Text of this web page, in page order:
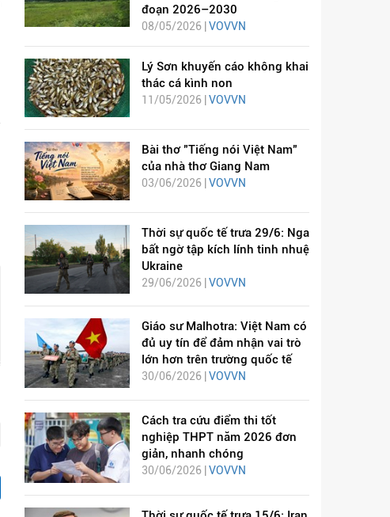
đoạn 2026–2030
08/05/2026 | VOVVN
Lý Sơn khuyến cáo không khai
thác cá kình non
11/05/2026 | VOVVN
Bài thơ "Tiếng nói Việt Nam"
của nhà thơ Giang Nam
03/06/2026 | VOVVN
Thời sự quốc tế trưa 29/6: Nga
bất ngờ tập kích lính tinh nhuệ
Ukraine
29/06/2026 | VOVVN
Giáo sư Malhotra: Việt Nam có
đủ uy tín để đảm nhận vai trò
lớn hơn trên trường quốc tế
30/06/2026 | VOVVN
Cách tra cứu điểm thi tốt
nghiệp THPT năm 2026 đơn
giản, nhanh chóng
30/06/2026 | VOVVN